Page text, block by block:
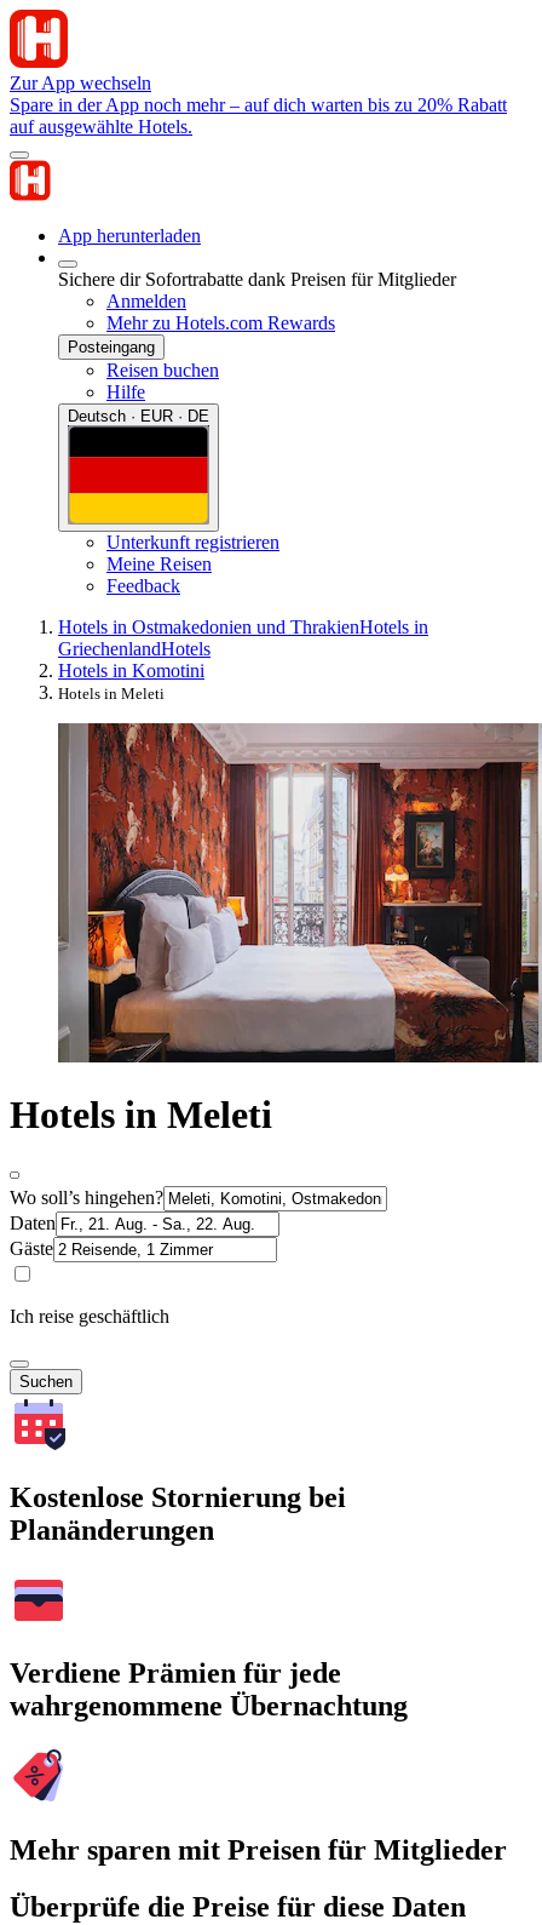
Zur App wechseln
Spare in der App noch mehr – auf dich warten bis zu 20% Rabatt
auf ausgewählte Hotels.
App herunterladen
Sichere dir Sofortrabatte dank Preisen für Mitglieder
Anmelden
Mehr zu Hotels.com Rewards
Posteingang
Reisen buchen
Hilfe
Deutsch · EUR · DE
Unterkunft registrieren
Meine Reisen
Feedback
Hotels in Ostmakedonien und ThrakienHotels in
GriechenlandHotels
Hotels in Komotini
Hotels in Meleti
Hotels in Meleti
Wo soll’s hingehen?
Daten
Gäste
Ich reise geschäftlich
Suchen
Kostenlose Stornierung bei
Planänderungen
Verdiene Prämien für jede
wahrgenommene Übernachtung
Mehr sparen mit Preisen für Mitglieder
Überprüfe die Preise für diese Daten